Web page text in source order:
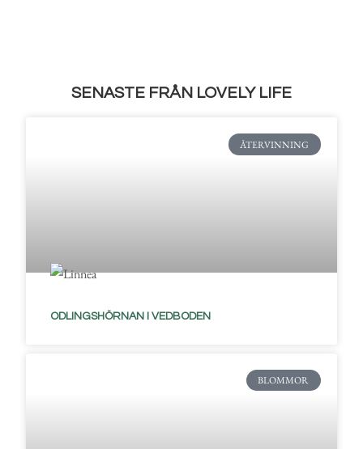
SENASTE FRÅN LOVELY LIFE
ÅTERVINNING
ODLINGSHÖRNAN I VEDBODEN
BLOMMOR